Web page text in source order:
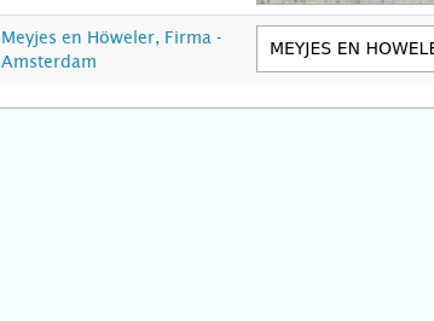
Meyjes en Höweler, Firma -
Amsterdam